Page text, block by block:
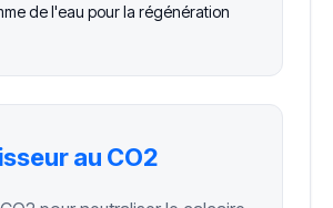
de l'eau pour la régénération
au CO2